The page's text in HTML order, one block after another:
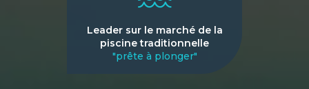
Leader sur le marché de la
piscine traditionnelle
"prête à plonger"